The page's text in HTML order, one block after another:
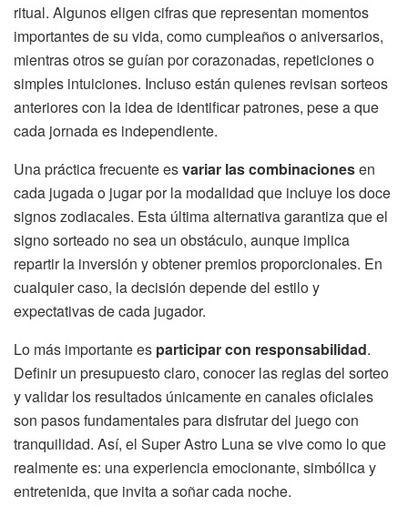
ritual. Algunos eligen cifras que representan momentos
importantes de su vida, como cumpleaños o aniversarios,
mientras otros se guían por corazonadas, repeticiones o
simples intuiciones. Incluso están quienes revisan sorteos
anteriores con la idea de identificar patrones, pese a que
cada jornada es independiente.
Una práctica frecuente esvariar las combinacionesen
cada jugada o jugar por la modalidad que incluye los doce
signos zodiacales. Esta última alternativa garantiza que el
signo sorteado no sea un obstáculo, aunque implica
repartir la inversión y obtener premios proporcionales. En
cualquier caso, la decisión depende del estilo y
expectativas de cada jugador.
Lo más importante es participar con responsabilidad.
Definir un presupuesto claro, conocer las reglas del sorteo
y validar los resultados únicamente en canales oficiales
son pasos fundamentales para disfrutar del juego con
tranquilidad. Así, el Super Astro Luna se vive como lo que
realmente es: una experiencia emocionante, simbólica y
entretenida, que invita a soñar cada noche.